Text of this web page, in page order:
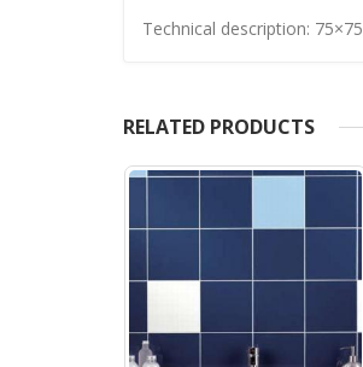
Technical description: 75×75
RELATED PRODUCTS